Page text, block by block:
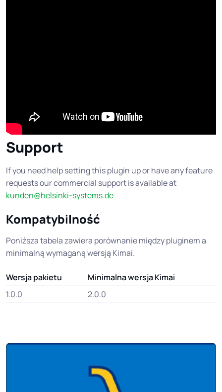
Support
If you need help setting this plugin up or have any feature
requests our commercial support is available at
kunden@helsinki-systems.de
Kompatybilność
Poniższa tabela zawiera porównanie między pluginem a
minimalną wymaganą wersją Kimai.
Wersja pakietu
Minimalna wersja Kimai
1.0.0
2.0.0